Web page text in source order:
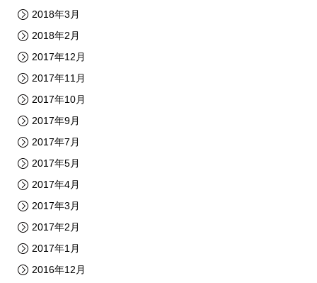
2018年3月
2018年2月
2017年12月
2017年11月
2017年10月
2017年9月
2017年7月
2017年5月
2017年4月
2017年3月
2017年2月
2017年1月
2016年12月